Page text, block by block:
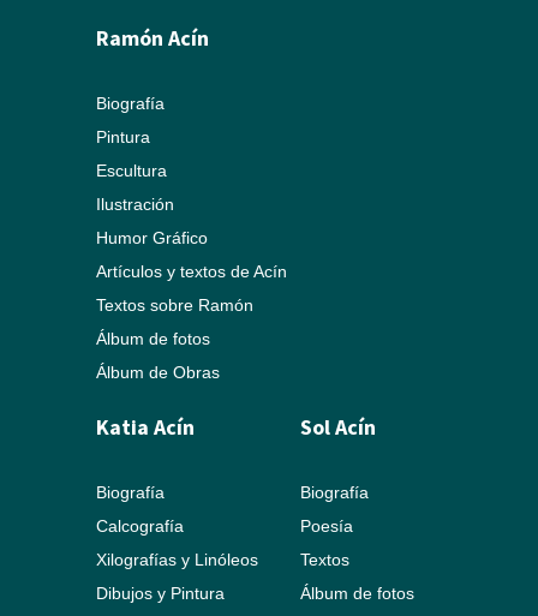
Ramón Acín
Biografía
Pintura
Escultura
Ilustración
Humor Gráfico
Artículos y textos de Acín
Textos sobre Ramón
Álbum de fotos
Álbum de Obras
Katia Acín
Biografía
Calcografía
Xilografías y Linóleos
Dibujos y Pintura
Sol Acín
Biografía
Poesía
Textos
Álbum de fotos